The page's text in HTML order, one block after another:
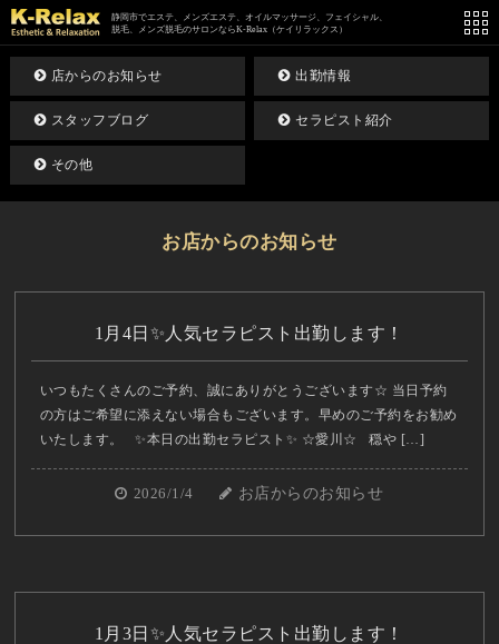
静岡市でエステ、メンズエステ、オイルマッサージ、フェイシャル、
脱毛、メンズ脱毛のサロンならK-Relax（ケイリラックス）
店からのお知らせ 出勤情報
スタッフブログ セラピスト紹介
その他
お店からのお知らせ
1月4日✨人気セラピスト出勤します！
いつもたくさんのご予約、誠にありがとうございます☆ 当日予約
の方はご希望に添えない場合もございます。早めのご予約をお勧め
いたします。 ✨本日の出勤セラピスト✨ ☆愛川☆ 穏や […]
2026/1/4 お店からのお知らせ
1月3日✨人気セラピスト出勤します！